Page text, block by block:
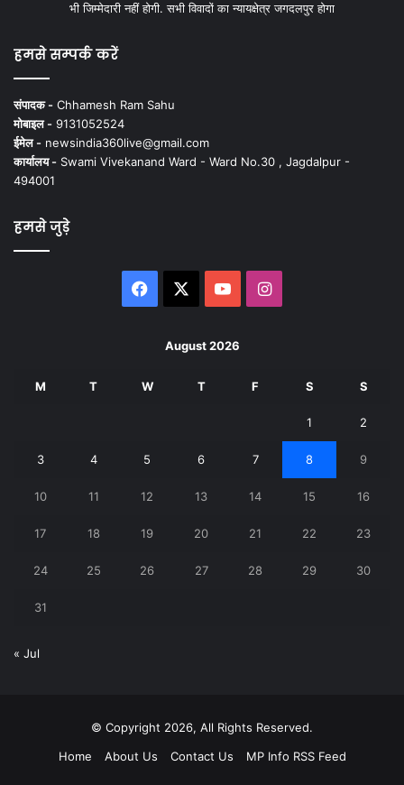
भी जिम्मेदारी नहीं होगी. सभी विवादों का न्यायक्षेत्र जगदलपुर होगा
हमसे सम्पर्क करें
संपादक - Chhamesh Ram Sahu
मोबाइल - 9131052524
ईमेल - newsindia360live@gmail.com
कार्यालय - Swami Vivekanand Ward - Ward No.30 , Jagdalpur -
494001
हमसे जुड़े
Facebook YouTubeInstagram
August 2026
M T W T F S S
1 2
3 4 5 6 7 8 9
10 11 12 13 14 15 16
17 18 19 20 21 22 23
24 25 26 27 28 29 30
31
« Jul
© Copyright 2026, All Rights Reserved.
Home
About Us Contact Us MP Info RSS Feed